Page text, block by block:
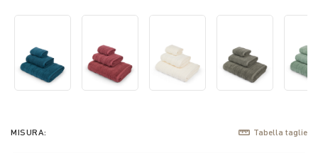
MISURA: Tabella taglie